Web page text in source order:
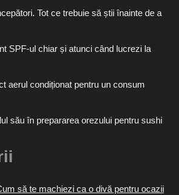
Tot ce trebuie să știi înainte de a
SPF-ul chiar și atunci când lucrezi la
aerul condiționat pentru un consum
său în prepararea orezului pentru sushi
să te machiezi ca o divă pentru ocazii